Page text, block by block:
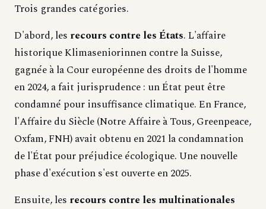
Trois grandes catégories.
D'abord, les recours contre les États. L'affaire
historique Klimaseniorinnen contre la Suisse,
gagnée à la Cour européenne des droits de l'homme
en 2024, a fait jurisprudence : un État peut être
condamné pour insuffisance climatique. En France,
l'Affaire du Siècle (Notre Affaire à Tous, Greenpeace,
Oxfam, FNH) avait obtenu en 2021 la condamnation
de l'État pour préjudice écologique. Une nouvelle
phase d'exécution s'est ouverte en 2025.
Ensuite, les recours contre les multinationales